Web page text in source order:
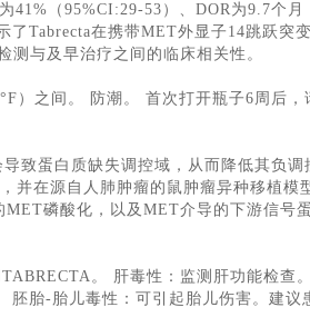
（95%CI:29-53）、DOR为9.7个月
Tabrecta在携带MET外显子14跳跃突
与及早治疗之间的临床相关性。
）之间。 防潮。 首次打开瓶子6周后
致蛋白质缺失调控域，从而降低其负
并在源自人肺肿瘤的鼠肿瘤异种移植模
磷酸化，以及MET介导的下游信号
。 肝毒性：监测肝功能检查
胎-胎儿毒性：可引起胎儿伤害。建议